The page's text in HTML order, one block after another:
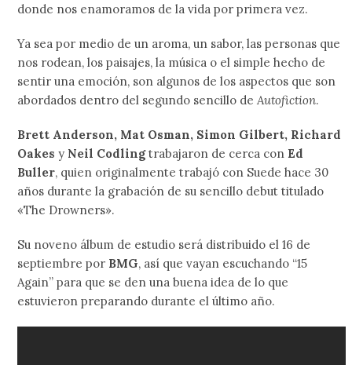
donde nos enamoramos de la vida por primera vez.
Ya sea por medio de un aroma, un sabor, las personas que
nos rodean, los paisajes, la música o el simple hecho de
sentir una emoción, son algunos de los aspectos que son
abordados dentro del segundo sencillo de Autofiction.
Brett Anderson, Mat Osman, Simon Gilbert, Richard
Oakes y Neil Codlingtrabajaron de cerca con Ed
Buller, quien originalmente trabajó con Suede hace 30
años durante la grabación de su sencillo debut titulado
«The Drowners».
Su noveno álbum de estudio será distribuido el 16 de
septiembre por BMG, así que vayan escuchando “15
Again” para que se den una buena idea de lo que
estuvieron preparando durante el último año.